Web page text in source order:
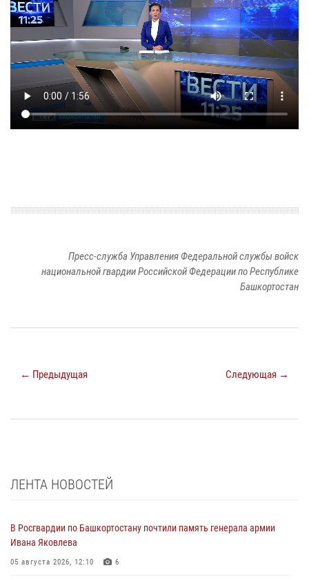
Пресс-служба Управления Федеральной службы войск
национальной гвардии Российской Федерации по Республике
Башкортостан
← Предыдущая Следующая →
ЛЕНТА НОВОСТЕЙ
В Росгвардии по Башкортостану почтили память генерала армии
Ивана Яковлева
05 августа 2026, 12:10 6